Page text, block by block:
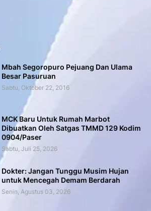
Mbah Segoropuro Pejuang Dan Ulama
Besar Pasuruan
Sabtu, Oktober 22, 2016
MCK Baru Untuk Rumah Marbot
Dibuatkan Oleh Satgas TMMD 129 Kodim
0904/Paser
Sabtu, Juli 25, 2026
Dokter: Jangan Tunggu Musim Hujan
untuk Mencegah Demam Berdarah
Senin, Agustus 03, 2026